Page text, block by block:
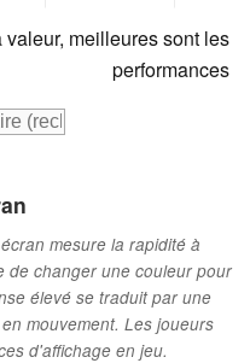
valeur, meilleures sont les
performances
mesure la rapidité à
de changer une couleur pour
élevé se traduit par une
mouvement. Les joueurs
d'affichage en jeu.